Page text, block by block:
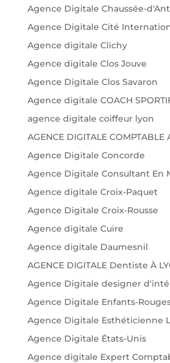
Agence Digitale Chaussée-
Agence Digitale Cité
Agence digitale Clichy
Agence digitale Clos Jouve
Agence Digitale Clos Savaron
Agence digitale COACH
agence digitale coiffeur lyon
AGENCE DIGITALE COMPTABLE
Agence Digitale Concorde
Agence Digitale Consultant En
Agence digitale Croix-Paquet
Agence Digitale Croix-Rousse
Agence digitale Cuire
Agence digitale Daumesnil
AGENCE DIGITALE Dentiste À
Agence Digitale designer
Agence Digitale Enfants-
Agence Digitale Esthéticienne
Agence Digitale États-Unis
Agence digitale Expert